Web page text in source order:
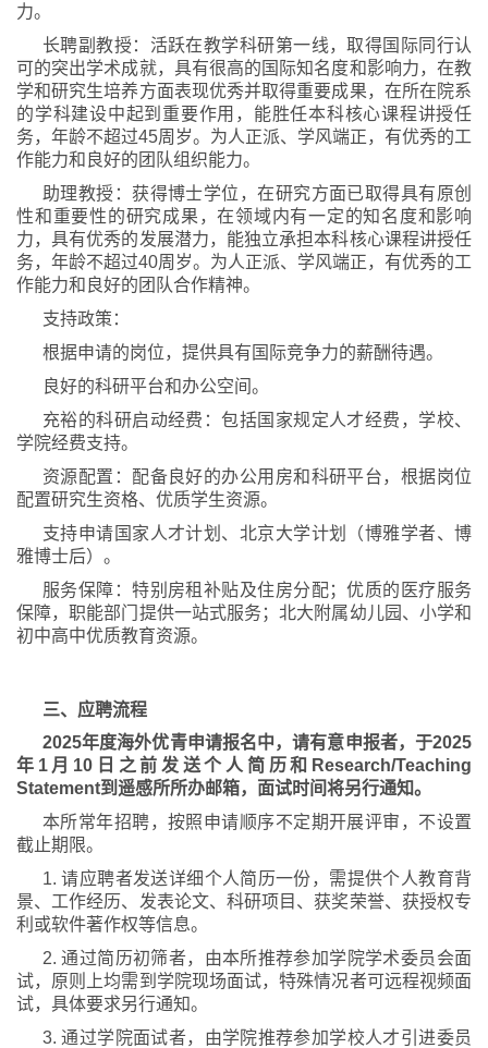
力。
长聘副教授：活跃在教学科研第一线，取得国际同行认
可的突出学术成就，具有很高的国际知名度和影响力，在教
学和研究生培养方面表现优秀并取得重要成果，在所在院系
的学科建设中起到重要作用，能胜任本科核心课程讲授任
务，年龄不超过45周岁。为人正派、学风端正，有优秀的工
作能力和良好的团队组织能力。
助理教授：获得博士学位，在研究方面已取得具有原创
性和重要性的研究成果，在领域内有一定的知名度和影响
力，具有优秀的发展潜力，能独立承担本科核心课程讲授任
务，年龄不超过40周岁。为人正派、学风端正，有优秀的工
作能力和良好的团队合作精神。
支持政策：
根据申请的岗位，提供具有国际竞争力的薪酬待遇。
良好的科研平台和办公空间。
充裕的科研启动经费：包括国家规定人才经费，学校、
学院经费支持。
资源配置：配备良好的办公用房和科研平台，根据岗位
配置研究生资格、优质学生资源。
支持申请国家人才计划、北京大学计划（博雅学者、博
雅博士后）。
服务保障：特别房租补贴及住房分配；优质的医疗服务
保障，职能部门提供一站式服务；北大附属幼儿园、小学和
初中高中优质教育资源。
三、应聘流程
2025年度海外优青申请报名中，请有意申报者，于2025
年1月10日之前发送个人简历和Research/Teaching
Statement到遥感所所办邮箱，面试时间将另行通知。
本所常年招聘，按照申请顺序不定期开展评审，不设置
截止期限。
1. 请应聘者发送详细个人简历一份，需提供个人教育背
景、工作经历、发表论文、科研项目、获奖荣誉、获授权专
利或软件著作权等信息。
2. 通过简历初筛者，由本所推荐参加学院学术委员会面
试，原则上均需到学院现场面试，特殊情况者可远程视频面
试，具体要求另行通知。
3. 通过学院面试者，由学院推荐参加学校人才引进委员